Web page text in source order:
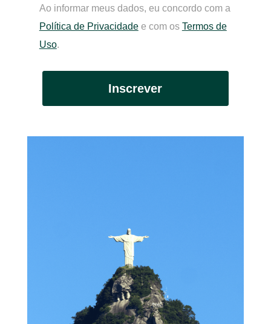
Ao informar meus dados, eu concordo com a
Política de Privacidadee com os Termos de
Uso.
Inscrever